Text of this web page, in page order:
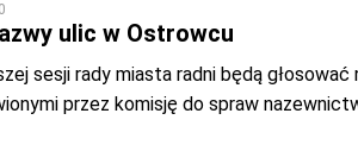
ulic w Ostrowcu
sesji rady miasta radni będą
przez komisję do spraw